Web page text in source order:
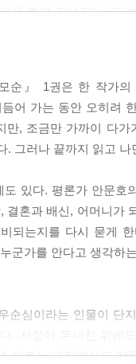
은 짧게 지나갔다. 그
세계였다. 짧지도 않고
순』 1권은 한 작가
어 가는 동안 오히려
만, 조금만 가까이 다
. 그러나 끝까지 읽고
도 있다. 평론가 안문
결혼과 배신, 어머니가
되는지를 다시 묻게
군가를 안다고 생각하
순심이라는 인물이 단
이르는 과정에서도